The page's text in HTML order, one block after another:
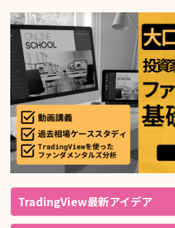
TradingView最新アイデア